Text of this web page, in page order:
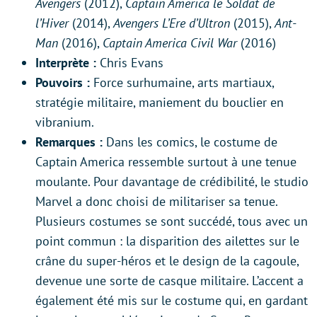
l’Hiver(2014),Avengers L’Ere d’Ultron (2015),Ant-
Man (2016), Captain America Civil War(2016)
Interprète : Chris Evans
Pouvoirs : Force surhumaine, arts martiaux,
stratégie militaire, maniement du bouclier en
vibranium.
Remarques : Dans les comics, le costume de
Captain America ressemble surtout à une tenue
moulante. Pour davantage de crédibilité, le studio
Marvel a donc choisi de militariser sa tenue.
Plusieurs costumes se sont succédé, tous avec un
point commun : la disparition des ailettes sur le
crâne du super-héros et le design de la cagoule,
devenue une sorte de casque militaire. L’accent a
également été mis sur le costume qui, en gardant